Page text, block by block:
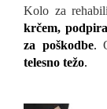
Kolo za
krčem,
za poškodbe.
telesno težo.